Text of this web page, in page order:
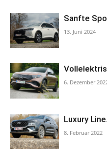
Sanfte
13. Juni 2024
6. Dezember
Luxury
8. Februar 2022